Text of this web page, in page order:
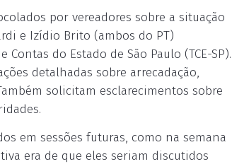
por vereadores sobre a situação
e Izídio Brito (ambos do PT)
do Estado de São Paulo (TCE-SP).
detalhadas sobre arrecadação,
solicitam esclarecimentos sobre
em sessões futuras, como na semana
era de que eles seriam discutidos